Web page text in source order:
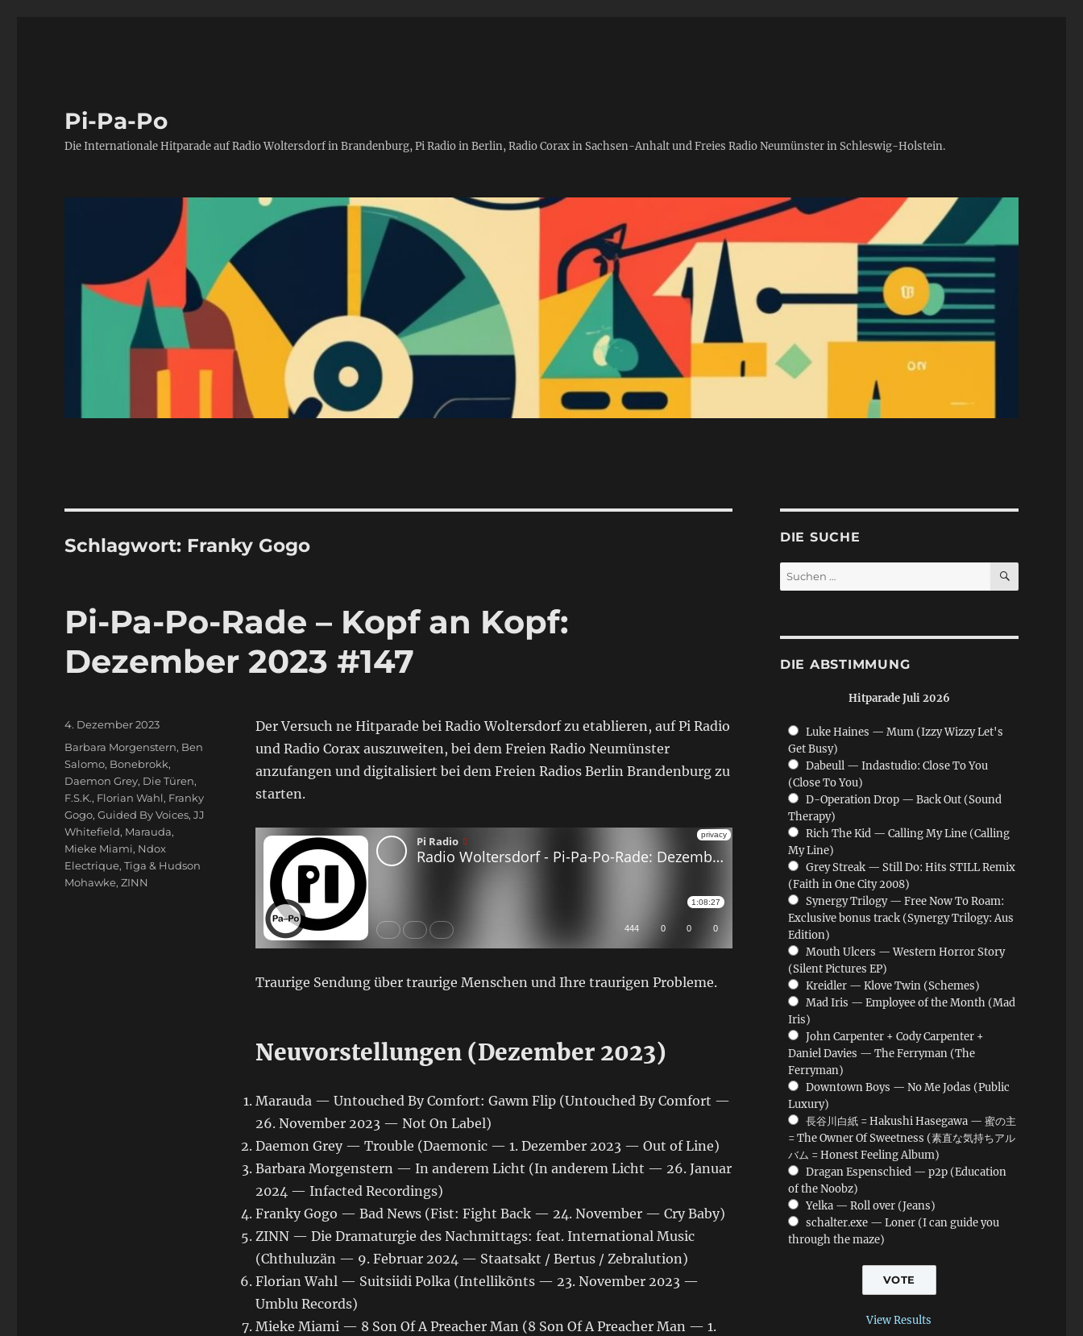
Pi-Pa-Po
Die Internationale Hitparade auf Radio Woltersdorf in Brandenburg, Pi Radio in Berlin, Radio Corax in Sachsen-Anhalt und Freies Radio Neumünster in Schleswig-Holstein.
Schlagwort: Franky Gogo
Pi-Pa-Po-Rade – Kopf an Kopf:
Dezember 2023 #147
Der Versuch ne Hitparade bei Radio Woltersdorf zu etablieren, auf Pi Radio
und Radio Corax auszuweiten, bei dem Freien Radio Neumünster
anzufangen und digitalisiert bei dem Freien Radios Berlin Brandenburg zu
starten.
Traurige Sendung über traurige Menschen und Ihre traurigen Probleme.
Neuvorstellungen (Dezember 2023)
Marauda — Untouched By Comfort: Gawm Flip (Untouched By Comfort —
26. November 2023 — Not On Label)
Daemon Grey — Trouble (Daemonic — 1. Dezember 2023 — Out of Line)
Barbara Morgenstern — In anderem Licht (In anderem Licht — 26. Januar
2024 — Infacted Recordings)
Franky Gogo — Bad News (Fist: Fight Back — 24. November — Cry Baby)
ZINN — Die Dramaturgie des Nachmittags: feat. International Music
(Chthuluzän — 9. Februar 2024 — Staatsakt / Bertus / Zebralution)
Florian Wahl — Suitsiidi Polka (Intellikõnts — 23. November 2023 —
Umblu Records)
Mieke Miami — 8 Son Of A Preacher Man (8 Son Of A Preacher Man — 1.
Veröffentlicht
am
4. Dezember 2023
Schlagwörter
Barbara Morgenstern, Ben
Salomo, Bonebrokk,
Daemon Grey, Die Türen,
F.S.K., Florian Wahl, Franky
Gogo,Guided By Voices,JJ
Whitefield, Marauda,
Mieke Miami, Ndox
Electrique,Tiga & Hudson
Mohawke,ZINN
DIE SUCHE
Suchen
nach:
SUCHEN
DIE ABSTIMMUNG
Hitparade Juli 2026
Luke Haines — Mum (Izzy Wizzy Let's
Get Busy)
Dabeull — Indastudio: Close To You
(Close To You)
D-Operation Drop — Back Out (Sound
Therapy)
Rich The Kid — Calling My Line (Calling
My Line)
Grey Streak — Still Do: Hits STILL Remix
(Faith in One City 2008)
Synergy Trilogy — Free Now To Roam:
Exclusive bonus track (Synergy Trilogy: Aus
Edition)
Mouth Ulcers — Western Horror Story
(Silent Pictures EP)
Kreidler — Klove Twin (Schemes)
Mad Iris — Employee of the Month (Mad
Iris)
John Carpenter + Cody Carpenter +
Daniel Davies — The Ferryman (The
Ferryman)
Downtown Boys — No Me Jodas (Public
Luxury)
長谷川白紙 = Hakushi Hasegawa — 蜜の主
= The Owner Of Sweetness (素直な気持ちアル
バム = Honest Feeling Album)
Dragan Espenschied — p2p (Education
of the Noobz)
Yelka — Roll over (Jeans)
schalter.exe — Loner (I can guide you
through the maze)
View Results